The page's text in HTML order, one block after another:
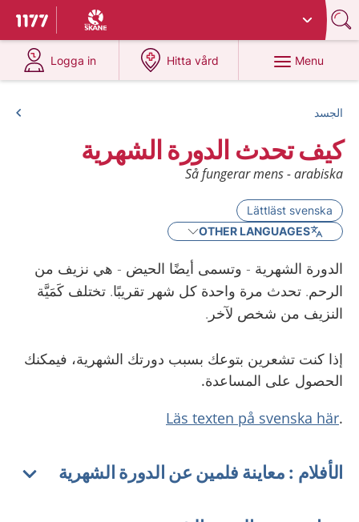
To start page for 1177
Du har valt region
Logga in
at 1177.se
Hitta vård
at 1177.se
Menu
الجسد
كيف تحدث الدورة الشهرية
Så fungerar mens - arabiska
Lättläst svenska
OTHER LANGUAGES
الدورة الشهرية - وتسمى أيضًا الحيض - هي نزيف من
الرحم. تحدث مرة واحدة كل شهر تقريبًا. تختلف كَمَيَّة
النزيف من شخص لآخر.
إذا كنت تشعرين بتوعك بسبب دورتك الشهرية، فيمكنك
الحصول على المساعدة.
.
Läs texten på svenska här
الأفلام : معاينة فلمين عن الدورة الشهرية